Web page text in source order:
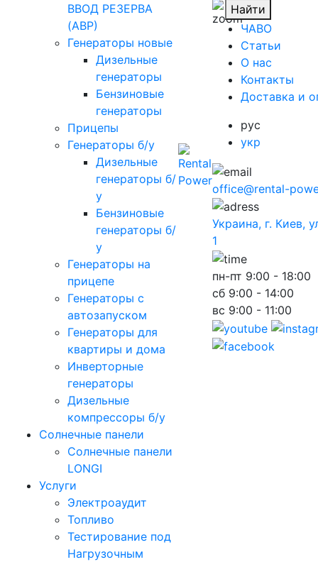
ВВОД РЕЗЕРВА
(АВР)
Генераторы новые
Дизельные
генераторы
Бензиновые
генераторы
Прицепы
Генераторы б/у
Дизельные
генераторы б/
у
Бензиновые
генераторы б/
у
Генераторы на
прицепе
Генераторы с
автозапуском
Генераторы для
квартиры и дома
Инверторные
генераторы
Дизельные
компрессоры б/у
Солнечные панели
Солнечные панели
LONGI
Услуги
Электроаудит
Топливо
Тестирование под
Нагрузочным
Найти
ЧАВО
Cтатьи
O нас
Контакты
Доставка и
рус
укр
office@rental-
Украина, г. Киев,
1
пн-пт 9:00 - 18:00
сб 9:00 - 14:00
вс 9:00 - 11:00